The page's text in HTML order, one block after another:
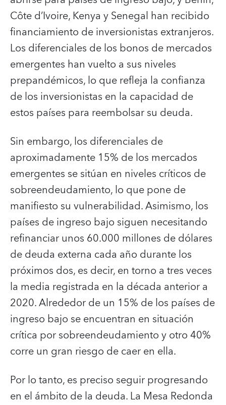
Côte d’Ivoire, Kenya y Senegal han recibido
financiamiento de inversionistas extranjeros.
Los diferenciales de los bonos de mercados
emergentes han vuelto a sus niveles
prepandémicos, lo que refleja la confianza
de los inversionistas en la capacidad de
estos países para reembolsar su deuda.
Sin embargo, los diferenciales de
aproximadamente 15% de los mercados
emergentes se sitúan en niveles críticos de
sobreendeudamiento, lo que pone de
manifiesto su vulnerabilidad. Asimismo, los
países de ingreso bajo siguen necesitando
refinanciar unos 60.000 millones de dólares
de deuda externa cada año durante los
próximos dos, es decir, en torno a tres veces
la media registrada en la década anterior a
2020. Alrededor de un 15% de los países de
ingreso bajo se encuentran en situación
crítica por sobreendeudamiento y otro 40%
corre un gran riesgo de caer en ella.
Por lo tanto, es preciso seguir progresando
en el ámbito de la deuda. La Mesa Redonda